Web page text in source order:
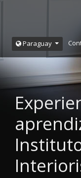
Paraguay